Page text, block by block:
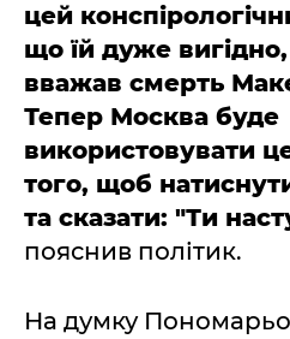
цей
що їй дуже
вважав смерть
Тепер Москва буде
використовувати
того, щоб
та сказати: "Ти
пояснив політик.
На думку